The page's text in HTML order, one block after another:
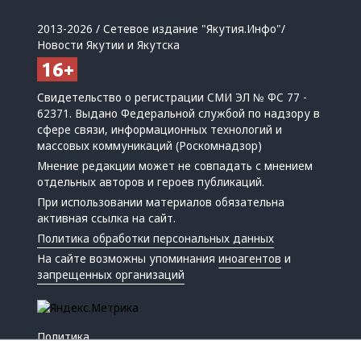
2013-2026 / Сетевое издание "Якутия.Инфо"/
Новости Якутии и Якутска
Свидетельство о регистрации СМИ ЭЛ № ФС 77 -
62371. Выдано Федеральной службой по надзору в
сфере связи, информационных технологий и
массовых коммуникаций (Роскомнадзор)
Мнение редакции может не совпадать с мнением
отдельных авторов и героев публикаций.
При использовании материалов обязательна
активная ссылка на сайт.
Политика обработки персональных данных
На сайте возможны упоминанияиноагентов и
запрещенных организаций
Политика